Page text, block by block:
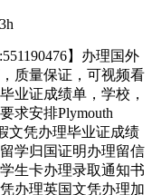
】办理国外
质量保证，可视频看
业证成绩单，学校，
求安排Plymouth
文凭办理毕业证成绩
学归国证明办理留信
生卡办理录取通知书
办理英国文凭办理加